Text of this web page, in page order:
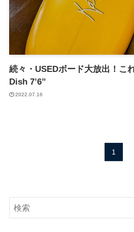
続々・USEDボード大放出！こ
Dish 7’6”
2022.07.16
1